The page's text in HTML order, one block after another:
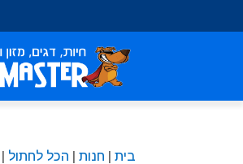
מַעֲרֶכֶת
בית חנות הכל לחתול